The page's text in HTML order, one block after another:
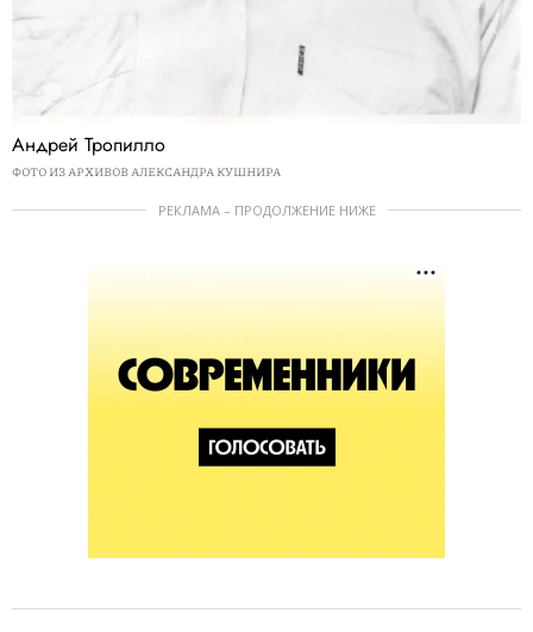
Андрей Тропилло
ФОТО ИЗ АРХИВОВ АЛЕКСАНДРА КУШНИРА
РЕКЛАМА – ПРОДОЛЖЕНИЕ НИЖЕ